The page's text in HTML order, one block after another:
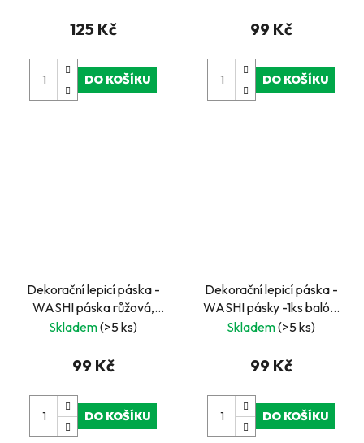
125 Kč
DO KOŠÍKU
99 Kč
DO KOŠÍKU
Dekorační lepicí páska -
WASHI páska růžová,
jmenovky 10 m x 38 mm
Skladem(>5 ks)
99 Kč
DO KOŠÍKU
Dekorační lepicí páska -
WASHI pásky -1ks balón,
kolo,., 10 m x 38 mm
Skladem(>5 ks)
99 Kč
DO KOŠÍKU